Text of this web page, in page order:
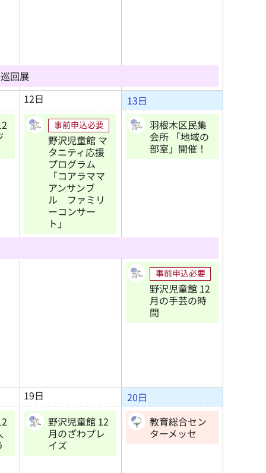
回展
12日
13日
事前申込必要
野沢児童館 マ
タニティ応援
プログラム
「コアラママ
アンサンブ
ル ファミリ
ーコンサー
ト」
羽根木区民集
会所 「地域の
部室」開催！
事前申込必要
野沢児童館 12
月の手芸の時
間
19日
20日
野沢児童館 12
月のざわプレ
イズ
教育総合セン
ターメッセ